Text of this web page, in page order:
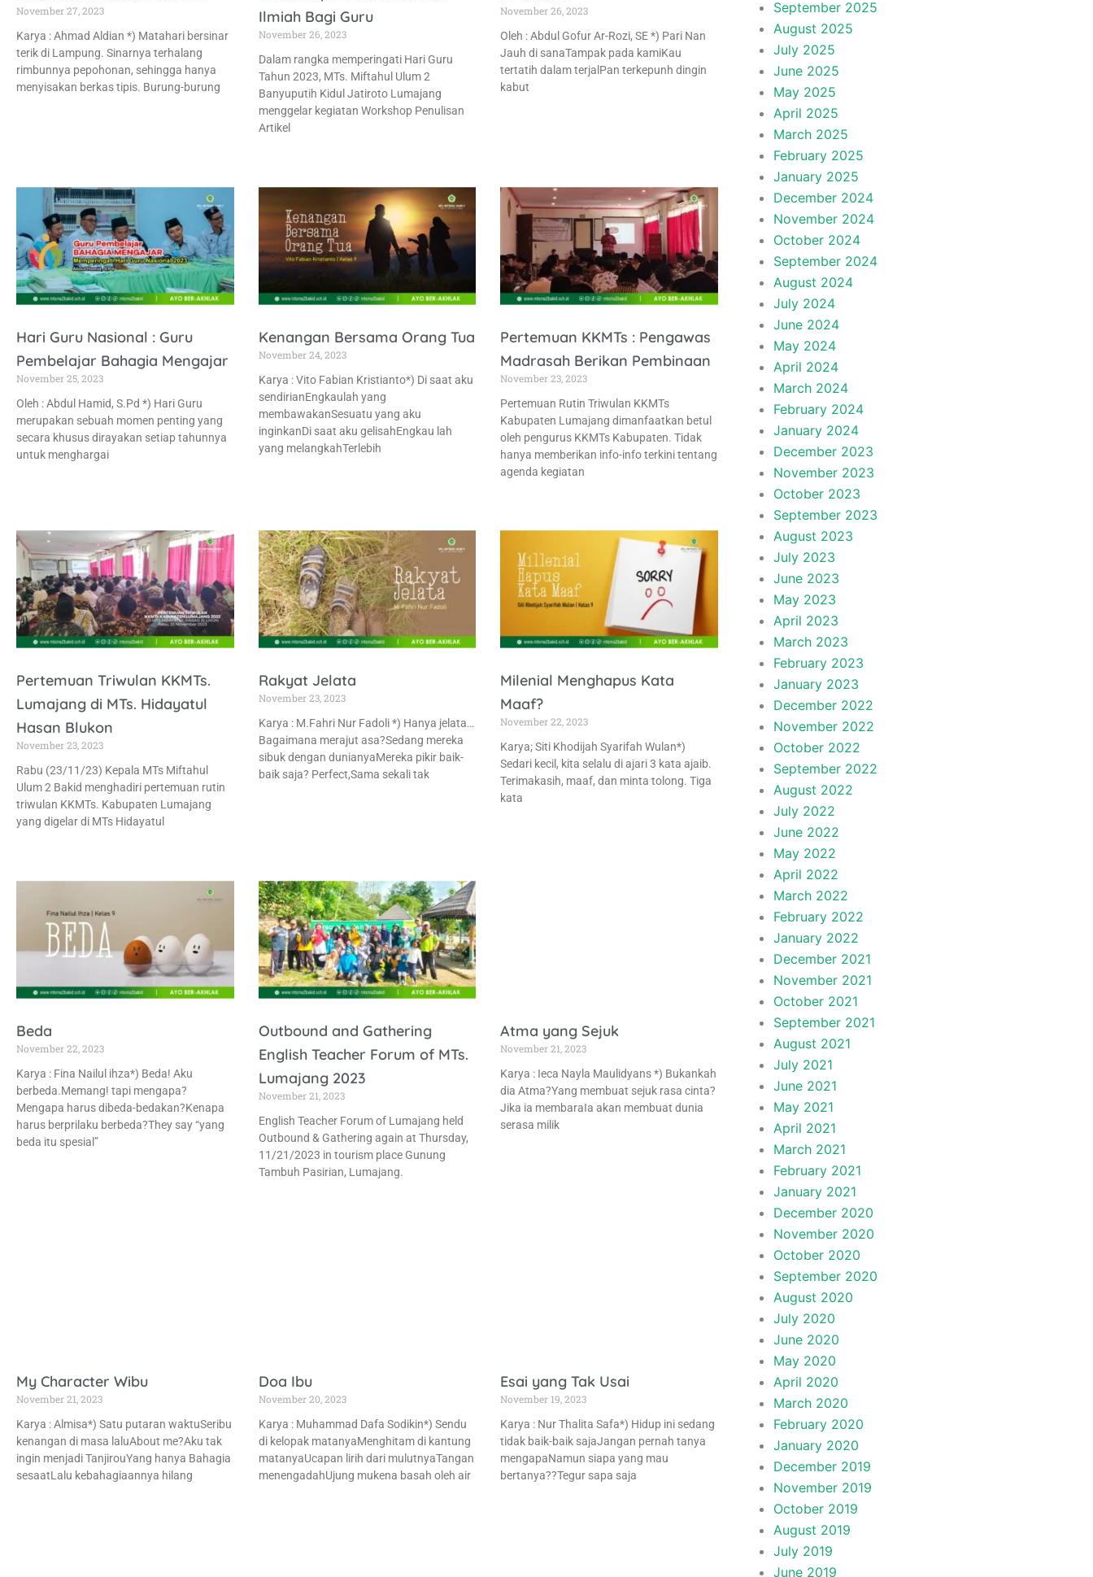
November 27, 2023
Karya : Ahmad Aldian *) Matahari bersinar
terik di Lampung. Sinarnya terhalang
rimbunnya pepohonan, sehingga hanya
menyisakan berkas tipis. Burung-burung
Ilmiah Bagi Guru
November 26, 2023
Dalam rangka memperingati Hari Guru
Tahun 2023, MTs. Miftahul Ulum 2
Banyuputih Kidul Jatiroto Lumajang
menggelar kegiatan Workshop Penulisan
Artikel
November 26, 2023
Oleh : Abdul Gofur Ar-Rozi, SE *) Pari Nan
Jauh di sanaTampak pada kamiKau
tertatih dalam terjalPan terkepunh dingin
kabut
Hari Guru Nasional : Guru
Pembelajar Bahagia Mengajar
November 25, 2023
Oleh : Abdul Hamid, S.Pd *) Hari Guru
merupakan sebuah momen penting yang
secara khusus dirayakan setiap tahunnya
untuk menghargai
Kenangan Bersama Orang Tua
November 24, 2023
Karya : Vito Fabian Kristianto*) Di saat aku
sendirianEngkaulah yang
membawakanSesuatu yang aku
inginkanDi saat aku gelisahEngkau lah
yang melangkahTerlebih
Pertemuan KKMTs : Pengawas
Madrasah Berikan Pembinaan
November 23, 2023
Pertemuan Rutin Triwulan KKMTs
Kabupaten Lumajang dimanfaatkan betul
oleh pengurus KKMTs Kabupaten. Tidak
hanya memberikan info-info terkini tentang
agenda kegiatan
Pertemuan Triwulan KKMTs.
Lumajang di MTs. Hidayatul
Hasan Blukon
November 23, 2023
Rabu (23/11/23) Kepala MTs Miftahul
Ulum 2 Bakid menghadiri pertemuan rutin
triwulan KKMTs. Kabupaten Lumajang
yang digelar di MTs Hidayatul
Rakyat Jelata
November 23, 2023
Karya : M.Fahri Nur Fadoli *) Hanya jelata…
Bagaimana merajut asa?Sedang mereka
sibuk dengan dunianyaMereka pikir baik-
baik saja? Perfect,Sama sekali tak
Milenial Menghapus Kata
Maaf?
November 22, 2023
Karya; Siti Khodijah Syarifah Wulan*)
Sedari kecil, kita selalu di ajari 3 kata ajaib.
Terimakasih, maaf, dan minta tolong. Tiga
kata
Beda
November 22, 2023
Karya : Fina Nailul ihza*) Beda! Aku
berbeda.Memang! tapi mengapa?
Mengapa harus dibeda-bedakan?Kenapa
harus berprilaku berbeda?They say “yang
beda itu spesial”
Outbound and Gathering
English Teacher Forum of MTs.
Lumajang 2023
November 21, 2023
English Teacher Forum of Lumajang held
Outbound & Gathering again at Thursday,
11/21/2023 in tourism place Gunung
Tambuh Pasirian, Lumajang.
Atma yang Sejuk
November 21, 2023
Karya : Ieca Nayla Maulidyans *) Bukankah
dia Atma?Yang membuat sejuk rasa cinta?
Jika ia membaraIa akan membuat dunia
serasa milik
My Character Wibu
November 21, 2023
Karya : Almisa*) Satu putaran waktuSeribu
kenangan di masa laluAbout me?Aku tak
ingin menjadi TanjirouYang hanya Bahagia
sesaatLalu kebahagiaannya hilang
Doa Ibu
November 20, 2023
Karya : Muhammad Dafa Sodikin*) Sendu
di kelopak matanyaMenghitam di kantung
matanyaUcapan lirih dari mulutnyaTangan
menengadahUjung mukena basah oleh air
Esai yang Tak Usai
November 19, 2023
Karya : Nur Thalita Safa*) Hidup ini sedang
tidak baik-baik sajaJangan pernah tanya
mengapaNamun siapa yang mau
bertanya??Tegur sapa saja
September 2025
August 2025
July 2025
June 2025
May 2025
April 2025
March 2025
February 2025
January 2025
December 2024
November 2024
October 2024
September 2024
August 2024
July 2024
June 2024
May 2024
April 2024
March 2024
February 2024
January 2024
December 2023
November 2023
October 2023
September 2023
August 2023
July 2023
June 2023
May 2023
April 2023
March 2023
February 2023
January 2023
December 2022
November 2022
October 2022
September 2022
August 2022
July 2022
June 2022
May 2022
April 2022
March 2022
February 2022
January 2022
December 2021
November 2021
October 2021
September 2021
August 2021
July 2021
June 2021
May 2021
April 2021
March 2021
February 2021
January 2021
December 2020
November 2020
October 2020
September 2020
August 2020
July 2020
June 2020
May 2020
April 2020
March 2020
February 2020
January 2020
December 2019
November 2019
October 2019
August 2019
July 2019
June 2019